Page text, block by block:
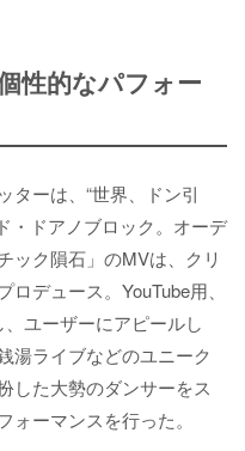
性的なパフォー
ーは、“世界、ドン引
・ドアノブロック。オーデ
ック隕石」のMVは、クリ
デュース。YouTube用、
ユーザーにアピールし
湯ライブなどのユニーク
した大勢のダンサーをス
ーマンスを行った。